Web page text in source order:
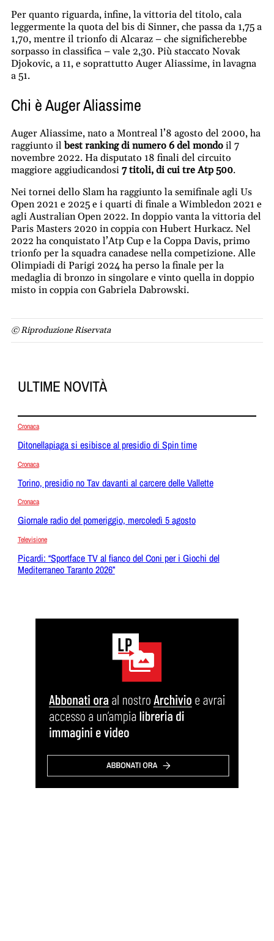
Per quanto riguarda, infine, la vittoria del titolo, cala
leggermente la quota del bis di Sinner, che passa da 1,75 a
1,70, mentre il trionfo di Alcaraz – che significherebbe
sorpasso in classifica – vale 2,30. Più staccato Novak
Djokovic, a 11, e soprattutto Auger Aliassime, in lavagna
a 51.
Chi è Auger Aliassime
Auger Aliassime, nato a Montreal l’8 agosto del 2000, ha
raggiunto il best ranking di numero 6 del mondo il 7
novembre 2022. Ha disputato 18 finali del circuito
maggiore aggiudicandosi 7 titoli, di cui tre Atp 500.
Nei tornei dello Slam ha raggiunto la semifinale agli Us
Open 2021 e 2025 e i quarti di finale a Wimbledon 2021 e
agli Australian Open 2022. In doppio vanta la vittoria del
Paris Masters 2020 in coppia con Hubert Hurkacz. Nel
2022 ha conquistato l’Atp Cup e la Coppa Davis, primo
trionfo per la squadra canadese nella competizione. Alle
Olimpiadi di Parigi 2024 ha perso la finale per la
medaglia di bronzo in singolare e vinto quella in doppio
misto in coppia con Gabriela Dabrowski.
© Riproduzione Riservata
ULTIME NOVITÀ
Cronaca
Ditonellapiaga si esibisce al presidio di Spin time
Cronaca
Torino, presidio no Tav davanti al carcere delle Vallette
Cronaca
Giornale radio del pomeriggio, mercoledì 5 agosto
Televisione
Picardi: “Sportface TV al fianco del Coni per i Giochi del
Mediterraneo Taranto 2026”